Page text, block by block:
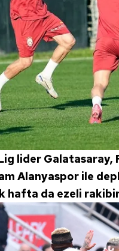
lider Galatasaray,
Alanyaspor ile
hafta da ezeli